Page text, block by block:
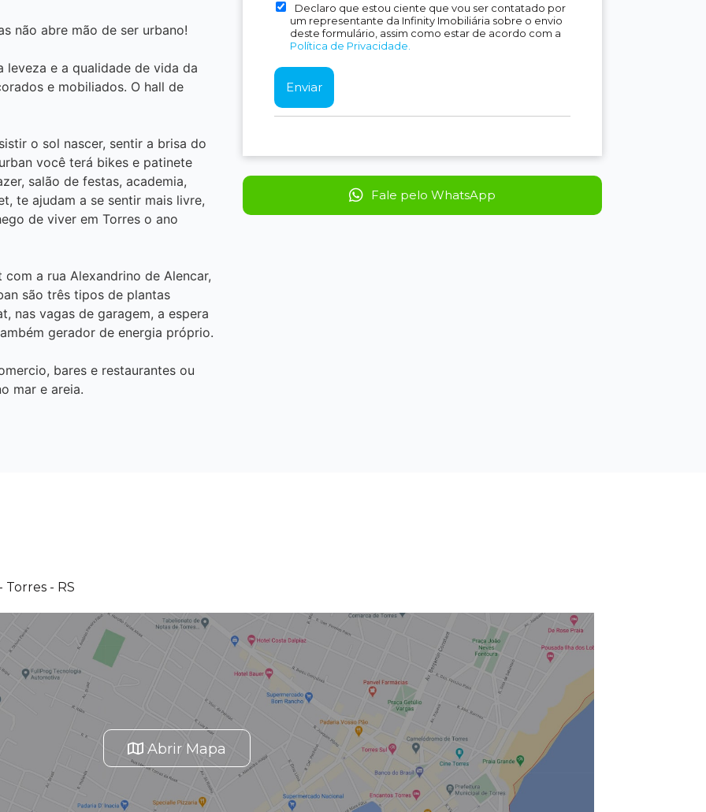
não abre mão de ser urbano!
leveza e a qualidade de vida da
e mobiliados. O hall de
o sol nascer, sentir a brisa do
você terá bikes e patinete
salão de festas, academia,
te ajudam a se sentir mais livre,
de viver em Torres o ano
a rua Alexandrino de Alencar,
são três tipos de plantas
nas vagas de garagem, a espera
gerador de energia próprio.
bares e restaurantes ou
mar e areia.
Declaro que estou ciente que vou ser contatado por
um representante da Infinity Imobiliária sobre o envio
deste formulário, assim como estar de acordo com a
Política de Privacidade.
Fale pelo WhatsApp
- RS
Abrir Mapa